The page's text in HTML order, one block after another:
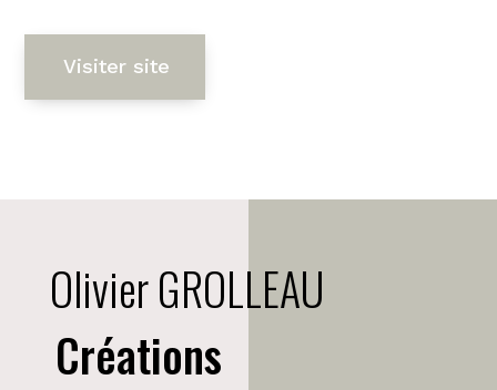
Visiter site
Olivier GROLLEAU
Créations